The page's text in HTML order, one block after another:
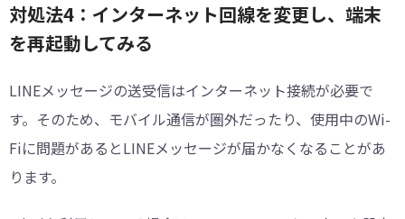
対処法4：インターネット回線を変更し、端末
を再起動してみる
LINEメッセージの送受信はインターネット接続が必要で
す。そのため、モバイル通信が圏外だったり、使用中のWi-
Fiに問題があるとLINEメッセージが届かなくなることがあ
ります。